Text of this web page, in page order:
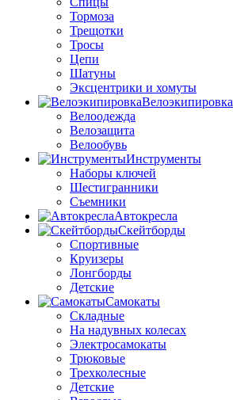
Тормоза
Трещотки
Тросы
Цепи
Шатуны
Эксцентрики и хомуты
Велоэкипировка
Велоодежда
Велозащита
Велообувь
Инструменты
Наборы ключей
Шестигранники
Съемники
Автокресла
Скейтборды
Спортивные
Круизеры
Лонгборды
Детские
Самокаты
Складные
На надувных колесах
Электросамокаты
Трюковые
Трехколесные
Детские